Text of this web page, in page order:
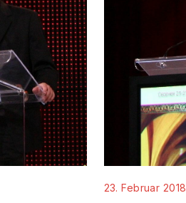
23. Februar 2018